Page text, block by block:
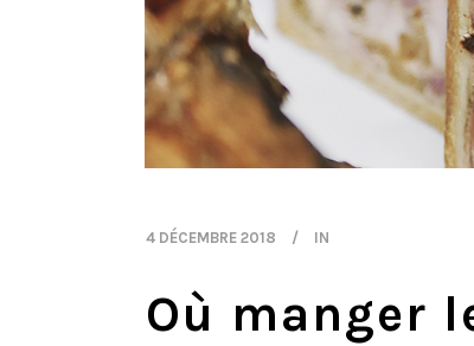
4 DÉCEMBRE 2018 IN
Où manger